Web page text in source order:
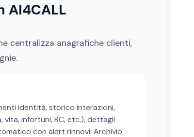
AI4CALL
centralizza anagrafiche clienti,
identità, storico interazioni,
infortuni, RC, etc.), dettagli
con alert rinnovi. Archivio